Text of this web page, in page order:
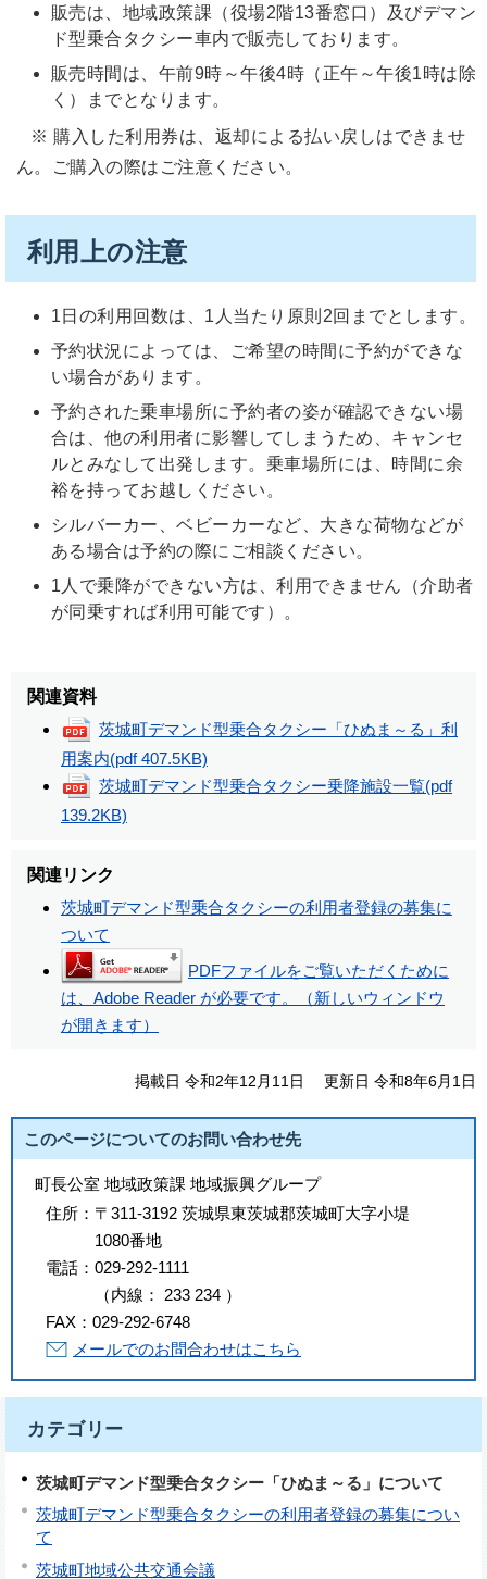
販売は、地域政策課（役場2階13番窓口）及びデマン
ド型乗合タクシー車内で販売しております。
販売時間は、午前9時～午後4時（正午～午後1時は除
く）までとなります。
※ 購入した利用券は、返却による払い戻しはできませ
ん。ご購入の際はご注意ください。
利用上の注意
1日の利用回数は、1人当たり原則2回までとします。
予約状況によっては、ご希望の時間に予約ができな
い場合があります。
予約された乗車場所に予約者の姿が確認できない場
合は、他の利用者に影響してしまうため、キャンセ
ルとみなして出発します。乗車場所には、時間に余
裕を持ってお越しください。
シルバーカー、ベビーカーなど、大きな荷物などが
ある場合は予約の際にご相談ください。
1人で乗降ができない方は、利用できません（介助者
が同乗すれば利用可能です）。
関連資料
茨城町デマンド型乗合タクシー「ひぬま～る」利
用案内(pdf 407.5KB)
茨城町デマンド型乗合タクシー乗降施設一覧(pdf
139.2KB)
関連リンク
茨城町デマンド型乗合タクシーの利用者登録の募集に
ついて
PDFファイルをご覧いただくために
は、Adobe Reader が必要です。（新しいウィンドウ
が開きます）
掲載日 令和2年12月11日 更新日 令和8年6月1日
このページについてのお問い合わせ先
町長公室 地域政策課 地域振興グループ
住所： 〒311-3192 茨城県東茨城郡茨城町大字小堤
1080番地
電話： 029-292-1111
（内線 ： 233 234 ）
FAX： 029-292-6748
メールでのお問合わせはこちら
カテゴリー
茨城町デマンド型乗合タクシー「ひぬま～る」について
茨城町デマンド型乗合タクシーの利用者登録の募集につい
て
茨城町地域公共交通会議